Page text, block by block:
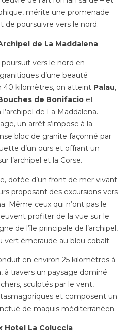
mérite une promenade
de poursuivre vers le nord.
de La Maddalena
poursuit vers le nord en
d’une beauté
40 kilomètres, on atteint Palau,
de Bonifacio et
de La Maddalena.
un arrêt s’impose à la
bloc de granite façonné par
d’un ours et offrant un
l’archipel et la Corse.
dotée d’un front de mer vivant
proposant des excursions vers
Même ceux qui n’ont pas le
profiter de la vue sur le
de l’île principale de l’archipel,
vert émeraude au bleu cobalt.
en environ 25 kilomètres à
, à travers un paysage dominé
sculptés par le vent,
et composent un
de maquis méditerranéen.
Hotel La Coluccia